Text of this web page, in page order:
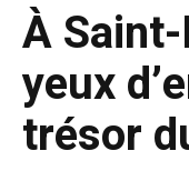
À
yeux
trésor